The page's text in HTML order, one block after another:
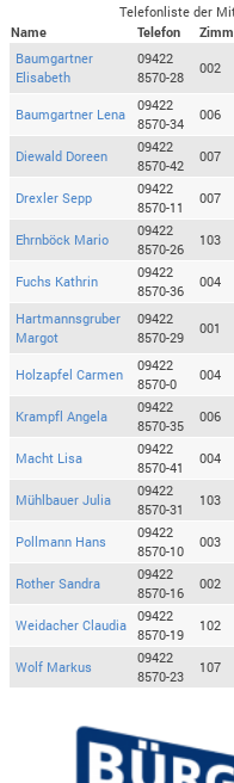
Telefonliste der
Name
Telefon
Baumgartner
Elisabeth
09422
8570-28
002
Baumgartner Lena
09422
8570-34
006
Diewald Doreen
09422
8570-42
007
Drexler Sepp
09422
8570-11
007
Ehrnböck Mario
09422
8570-26
103
Fuchs Kathrin
09422
8570-36
004
Hartmannsgruber
Margot
09422
8570-29
001
Holzapfel Carmen
09422
8570-0
004
Krampfl Angela
09422
8570-35
006
Macht Lisa
09422
8570-41
004
Mühlbauer Julia
09422
8570-31
103
Pollmann Hans
09422
8570-10
003
Rother Sandra
09422
8570-16
002
Weidacher Claudia
09422
8570-19
102
Wolf Markus
09422
8570-23
107